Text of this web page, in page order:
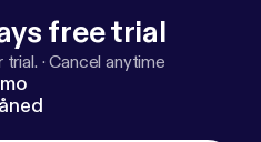
free trial
trial. ·Cancel anytime